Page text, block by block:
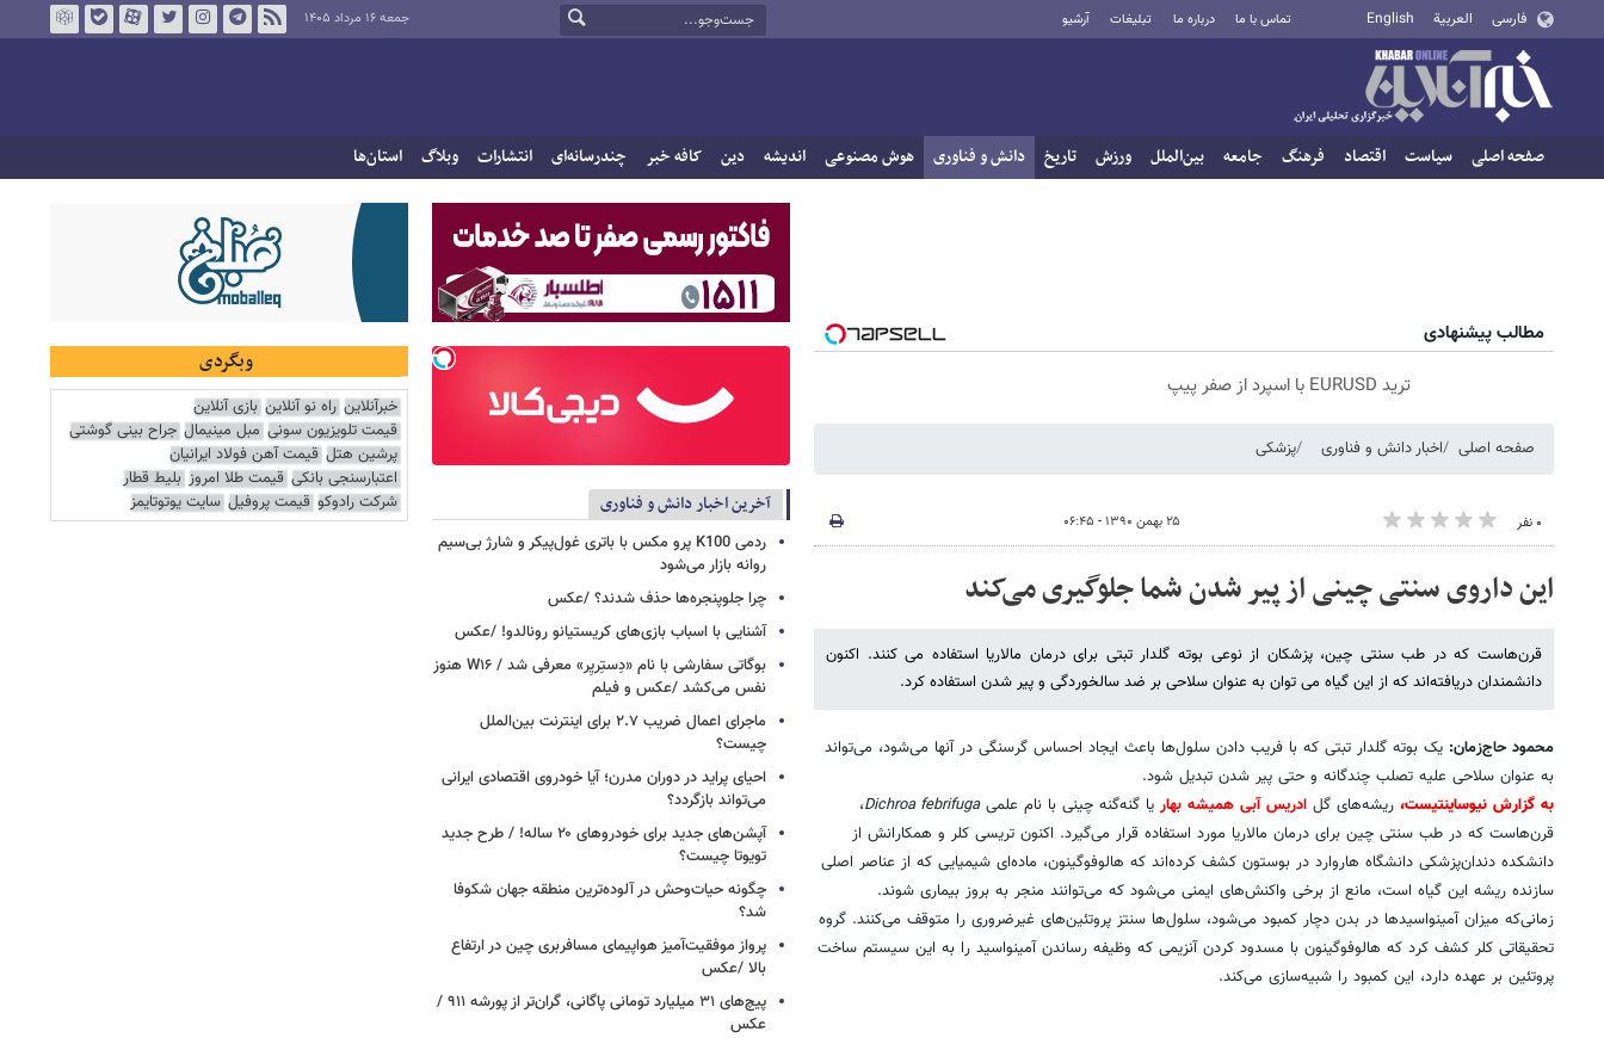
فارسی العربية English تماس با ما درباره ما تبلیغات آرشیو جمعه ۱۶ مرداد ۱۴۰۵
صفحه اصلی سیاست اقتصاد فرهنگ جامعه بین‌الملل ورزش تاریخ دانش و فناوری هوش مصنوعی اندیشه دین کافه خبر چندرسانه‌ای انتشارات وبلاگ استان‌ها
مطالب پیشنهادی
ترید EURUSD با اسپرد از صفر پیپ
صفحه اصلی اخبار دانش و فناوری پزشکی
۰ نفر ۲۵ بهمن ۱۳۹۰ - ۰۶:۴۵
این داروی سنتی چینی از پیر شدن شما جلوگیری می‌کند
قرن‌هاست که در طب سنتی چین، پزشکان از نوعی بوته گلدار تبتی برای درمان مالاریا استفاده می کنند. اکنون
دانشمندان دریافته‌اند که از این گیاه می توان به عنوان سلاحی بر ضد سالخوردگی و پیر شدن استفاده کرد.
محمود حاج‌زمان: یک بوته گلدار تبتی که با فریب دادن سلول‌ها باعث ایجاد احساس گرسنگی در آنها می‌شود، می‌تواند
به عنوان سلاحی علیه تصلب چندگانه و حتی پیر شدن تبدیل شود.
به گزارش نیوساینتیست، ریشه‌های گل ادریس آبی همیشه بهاریا گنه‌گنه چینی با نام علمیDichroa febrifuga،
قرن‌هاست که در طب سنتی چین برای درمان مالاریا مورد استفاده قرار می‌گیرد. اکنون تریسی کلر و همکارانش از
دانشکده دندان‌پزشکی دانشگاه هاروارد در بوستون کشف کرده‌اند که هالوفوگینون، ماده‌ای شیمیایی که از عناصر اصلی
سازنده ریشه این گیاه است، مانع از برخی واکنش‌های ایمنی می‌شود که می‌توانند منجر به بروز بیماری شوند.
زمانی‌که میزان آمینواسیدها در بدن دچار کمبود می‌شود، سلول‌ها سنتز پروتئین‌های غیرضروری را متوقف می‌کنند. گروه
تحقیقاتی کلر کشف کرد که هالوفوگینون با مسدود کردن آنزیمی که وظیفه رساندن آمینواسید را به این سیستم ساخت
پروتئین بر عهده دارد، این کمبود را شبیه‌سازی می‌کند.
آخرین اخبار دانش و فناوری
ردمی K100 پرو مکس با باتری غول‌پیکر و شارژ بی‌سیم
روانه بازار می‌شود
چرا جلوپنجره‌ها حذف شدند؟ /عکس
آشنایی با اسباب‌ بازی‌های کریستیانو رونالدو! /عکس
بوگاتی سفارشی با نام «دِستِریِر» معرفی شد / W۱۶ هنوز
نفس می‌کشد /عکس و فیلم
ماجرای اعمال ضریب ۲.۷ برای اینترنت بین‌الملل
چیست؟
احیای پراید در دوران مدرن؛ آیا خودروی اقتصادی ایرانی
می‌تواند بازگردد؟
آپشن‌های جدید برای خودروهای ۲۰ ساله! / طرح جدید
تویوتا چیست؟
چگونه حیات‌وحش در آلوده‌ترین منطقه جهان شکوفا
شد؟
پرواز موفقیت‌آمیز هواپیمای مسافربری چین در ارتفاع
بالا /عکس
پیچ‌های ۳۱ میلیارد تومانی پاگانی، گران‌تر از پورشه ۹۱۱ /
عکس
وبگردی
خبرآنلاین راه نو آنلاین بازی آنلاین
قیمت تلویزیون سونی مبل مینیمال جراح بینی گوشتی
پرشین هتل قیمت آهن فولاد ایرانیان
اعتبارسنجی بانکی قیمت طلا امروز بلیط قطار
شرکت رادوکو قیمت پروفیل سایت یوتوتایمز